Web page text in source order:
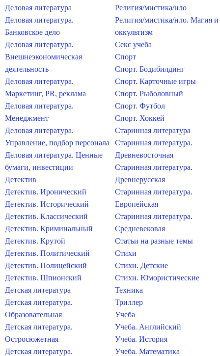
Деловая литература
Деловая литература.
Банковское дело
Деловая литература.
Внешнеэкономическая
деятельность
Деловая литература.
Маркетинг, PR, реклама
Деловая литература.
Менеджмент
Деловая литература.
Управление, подбор персонала
Деловая литература. Ценные
бумаги, инвестиции
Детектив
Детектив. Иронический
Детектив. Исторический
Детектив. Классический
Детектив. Криминальный
Детектив. Крутой
Детектив. Политический
Детектив. Полицейский
Детектив. Шпионский
Детская литература
Детская литература.
Образовательная
Детская литература.
Остросюжетная
Детская литература.
Религия/мистика/нло
Религия/мистика/нло. Магия и
оккультизм
Секс учеба
Спорт
Спорт. Бодибилдинг
Спорт. Карточные игры
Спорт. Рыболовный
Спорт. Футбол
Спорт. Хоккей
Старинная литература
Старинная литература.
Древневосточная
Старинная литература.
Древнерусская
Старинная литература.
Европейская
Старинная литература.
Средневековая
Статьи на разные темы
Стихи
Стихи. Детские
Стихи. Юмористические
Техника
Триллер
Учеба
Учеба. Английский
Учеба. История
Учеба. Математика